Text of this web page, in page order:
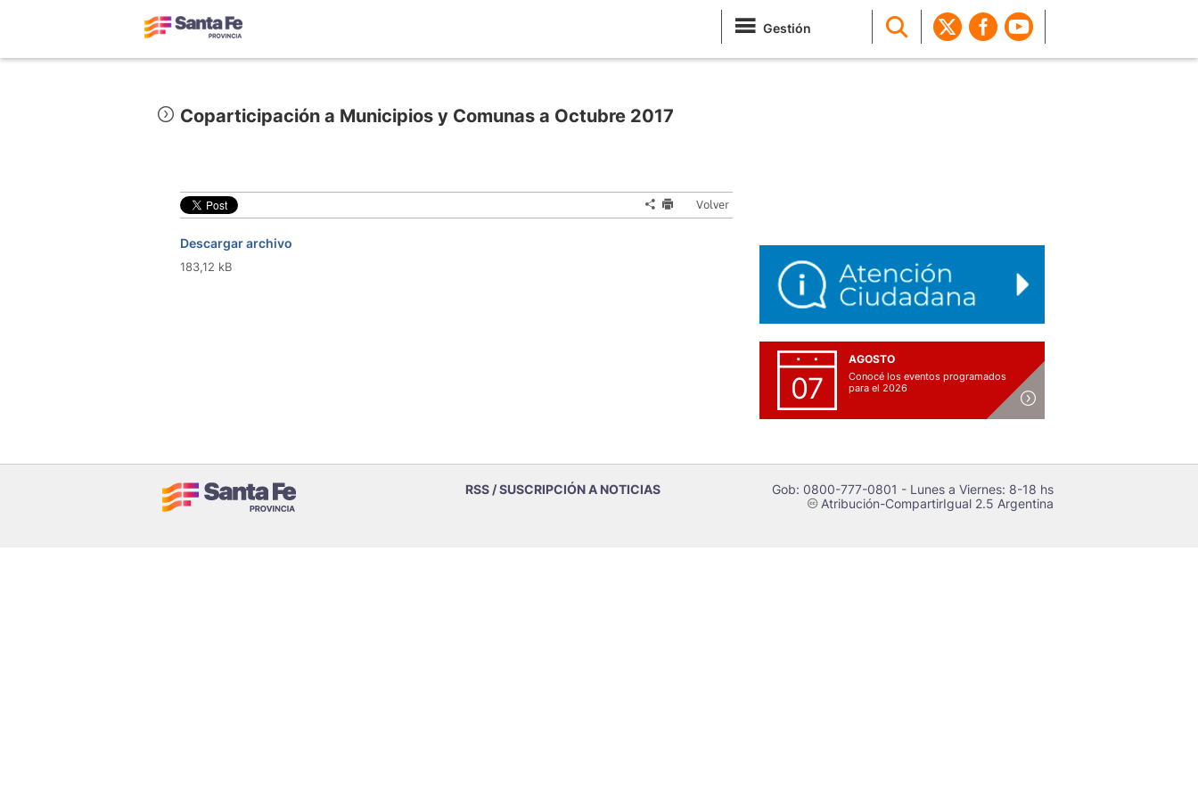
Gestión
Coparticipación a Municipios y Comunas a Octubre 2017
Volver
Descargar archivo
183,12 kB
07
AGOSTO
Conocé los eventos programados
para el 2026
RSS / SUSCRIPCIÓN A NOTICIAS Gob: 0800-777-0801 - Lunes a Viernes: 8-18 hs
cAtribución-CompartirIgual 2.5 Argentina